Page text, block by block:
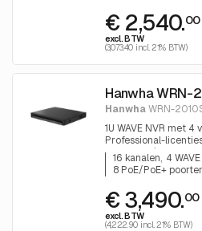
€ 2,540.00
excl. BTW
(3,073.40 incl. 21% BTW)
Hanwha
HanwhaWRN-
1U WAVE NVR met
Professional-
met 8 PoE/PoE+
HDD Bays (maximaal
inbegrepen
16 kanalen 4
8 PoE/PoE+
€ 3,490.00
excl. BTW
(4,222.90 incl. 21% BTW)